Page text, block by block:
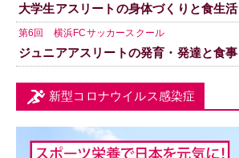
大学生アスリートの身体づくりと食生活
第6回 横浜FCサッカースクール
ジュニアアスリートの発育・発達と食事
新型コロナウイルス感染症